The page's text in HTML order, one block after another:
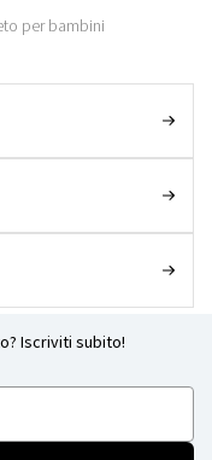
per bambini
Iscriviti subito!